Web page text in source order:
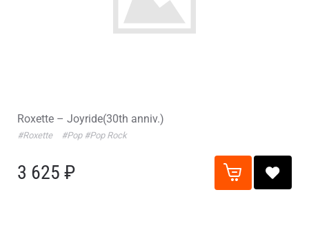
Roxette – Joyride(30th anniv.)
#Roxette #Pop #Pop Rock
3 625 ₽